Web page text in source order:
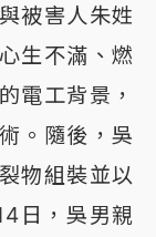
被害人朱姓
生不滿、燃
電工背景，
。隨後，吳
物組裝並以
日，吳男親